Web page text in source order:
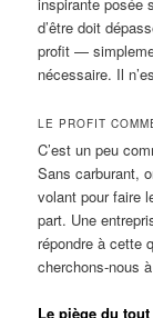
d’être doit
profit —
nécessaire. Il
LE PROFIT
C’est un peu
Sans carburant,
volant pour faire
part. Une
répondre à cette
cherchons-nous
Le piège du